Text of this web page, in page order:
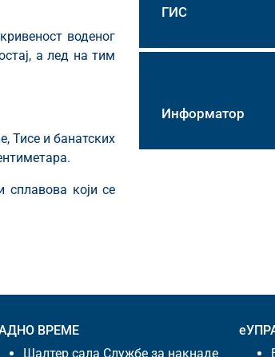
воденог
а лед на тим
Тисе и банатских
сплавова који се
ГИС
Информатор
ВРЕМЕ
Шалтер сала Службе за накнаде